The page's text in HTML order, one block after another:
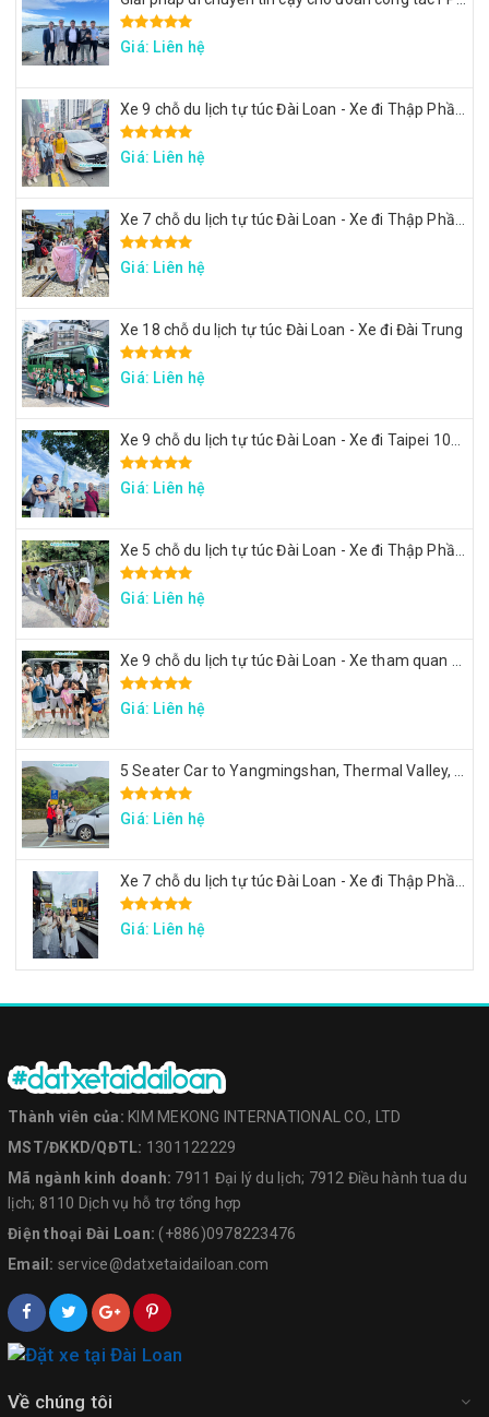
Giá: Liên hệ
Giá: Liên hệ
Giá: Liên hệ
Xe 18 chỗ du lịch tự túc Đài Loan - Xe đi Đài Trung
Giá: Liên hệ
Giá: Liên hệ
Giá: Liên hệ
Giá: Liên hệ
Giá: Liên hệ
Giá: Liên hệ
Thành viên của: KIM MEKONG INTERNATIONAL CO., LTD
MST/ĐKKD/QĐTL: 1301122229
Mã ngành kinh doanh: 7911 Đại lý du lịch; 7912 Điều hành tua du
lịch; 8110 Dịch vụ hỗ trợ tổng hợp
Điện thoại Đài Loan: (+886)0978223476
Email: service@datxetaidailoan.com
Về chúng tôi